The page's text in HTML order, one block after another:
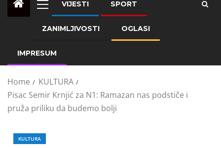
VIJESTI SPORT
ZANIMLJIVOSTI OGLASI
IMPRESUM
Home
KULTURA
Pisac Semir Krnjić za N1: Ramazan nas podstiče i
pruža priliku da budemo bolji
KULTURA